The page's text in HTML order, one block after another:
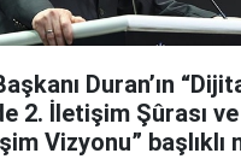
Duran’ın
2. İletişim Şûrası
Vizyonu” başlıklı